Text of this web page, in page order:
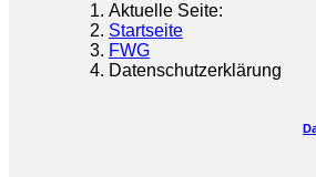
Aktuelle Seite:
Startseite
FWG
Datenschutzerklärung